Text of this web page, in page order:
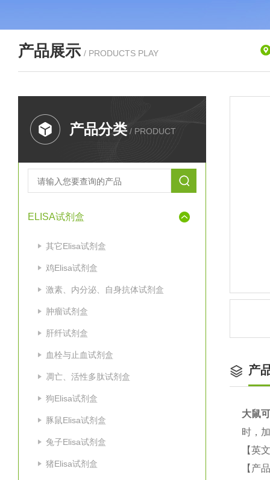
产品展示 / PRODUCTS PLAY
产品分类 / PRODUCT
ELISA试剂盒
其它Elisa试剂盒
鸡Elisa试剂盒
激素、内分泌、自身抗体试剂盒
肿瘤试剂盒
肝纤试剂盒
血栓与止血试剂盒
凋亡、活性多肽试剂盒
狗Elisa试剂盒
豚鼠Elisa试剂盒
兔子Elisa试剂盒
猪Elisa试剂盒
产
大鼠
时，
【英
【产